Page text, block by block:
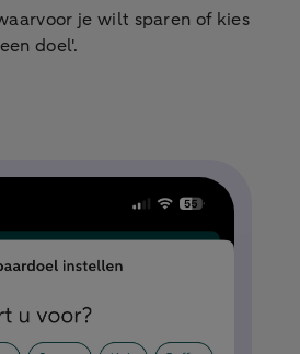
je wilt sparen of kies
doel'.